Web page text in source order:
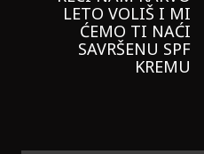
LEGENDE: ŠTA
POVEZUJE SVE NAŠE
NAJLEPŠE USPOMENE
NA LETO U